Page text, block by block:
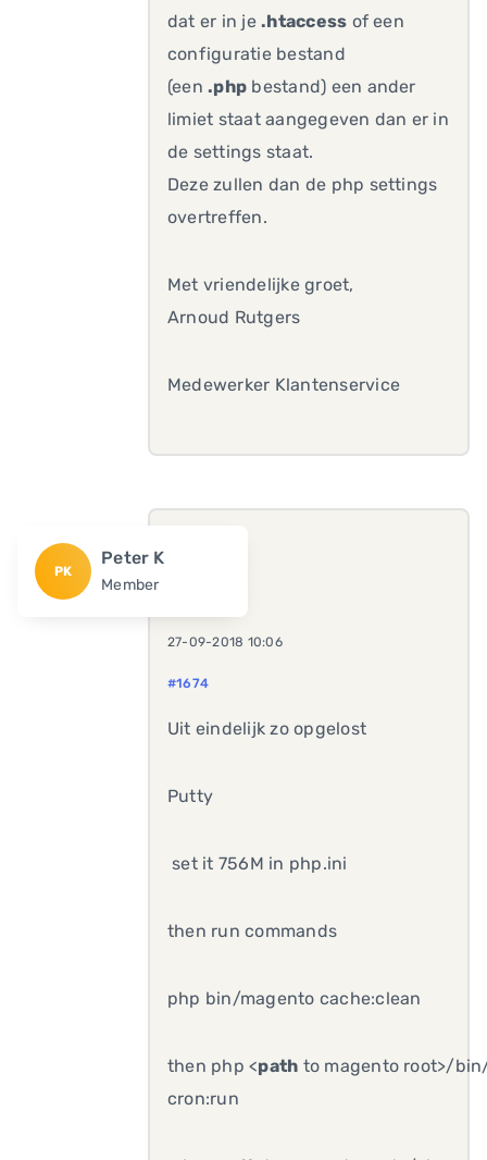
dat er in je.htaccess of een
configuratie bestand
(een.php bestand) een ander
limiet staat aangegeven dan er in
de settings staat.
Deze zullen dan de php settings
overtreffen.
Met vriendelijke groet,
Arnoud Rutgers
Medewerker Klantenservice
PK
Peter K
Member
27-09-2018 10:06
#1674
Uit eindelijk zo opgelost
Putty
set it 756M in php.ini
then run commands
php bin/magento cache:clean
then php <path to magento root>/
cron:run